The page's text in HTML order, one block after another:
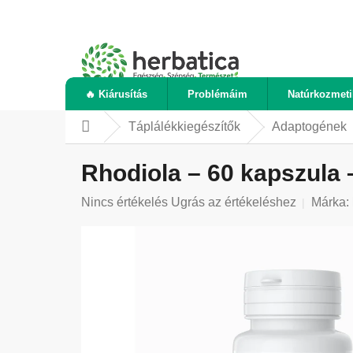
🔥 Kiárusítás Problémáim
KezdőlapTáplálékkiegészítők Adaptogének
Rhodiola – 60 kapszula
A
Nincs értékelés Ugrás az értékeléshez Márka: